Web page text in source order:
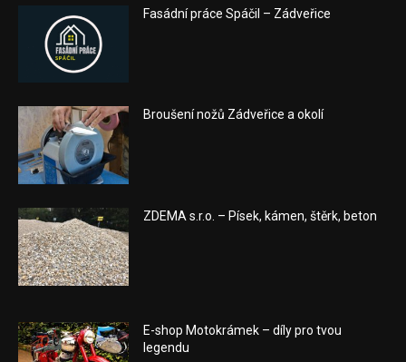
Fasádní práce Spáčil – Zádveřice
Broušení nožů Zádveřice a okolí
ZDEMA s.r.o. – Písek, kámen, štěrk, beton
E-shop Motokrámek – díly pro tvou
legendu